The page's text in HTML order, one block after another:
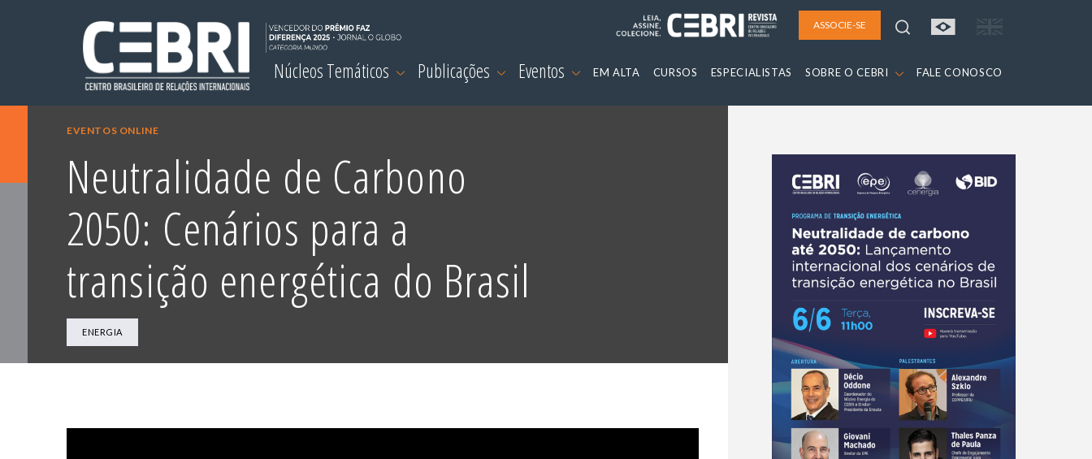
ASSOCIE-SE
Núcleos Temáticos Publicações Eventos EM ALTA CURSOS ESPECIALISTAS SOBRE O CEBRI FALE CONOSCO
EVENTOS ONLINE
Neutralidade de Carbono
2050: Cenários para a
transição energética do Brasil
ENERGIA